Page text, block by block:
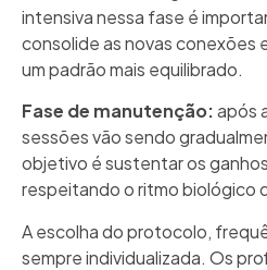
intensiva nessa fase é
consolide as novas conexões
um padrão mais equilibrado.
Fase de manutenção:após
sessões vão sendo
objetivo é sustentar os
respeitando o ritmo biológico
A escolha do protocolo,
sempre individualizada. Os